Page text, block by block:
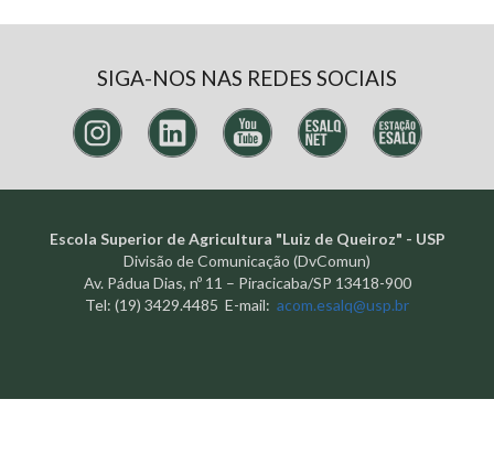
SIGA-NOS NAS REDES SOCIAIS
Escola Superior de Agricultura "Luiz de Queiroz" - USP
Divisão de Comunicação (DvComun)
Av. Pádua Dias, nº 11 – Piracicaba/SP 13418-900
Tel: (19) 3429.4485 E-mail: acom.esalq@usp.br